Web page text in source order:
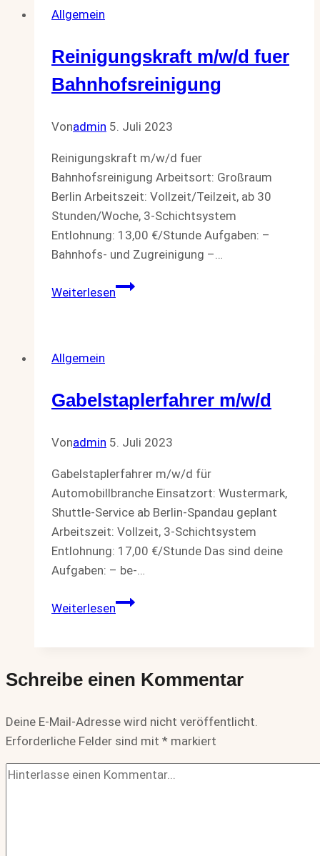
Allgemein
Reinigungskraft m/w/d fuer
Bahnhofsreinigung
Vonadmin 5. Juli 2023
Reinigungskraft m/w/d fuer
Bahnhofsreinigung Arbeitsort: Großraum
Berlin Arbeitszeit: Vollzeit/Teilzeit, ab 30
Stunden/Woche, 3-Schichtsystem
Entlohnung: 13,00 €/Stunde Aufgaben: –
Bahnhofs- und Zugreinigung –…
WeiterlesenReinigungskraft
Allgemein
Gabelstaplerfahrer m/w/d
Vonadmin 5. Juli 2023
Gabelstaplerfahrer m/w/d für
Automobillbranche Einsatzort: Wustermark,
Shuttle-Service ab Berlin-Spandau geplant
Arbeitszeit: Vollzeit, 3-Schichtsystem
Entlohnung: 17,00 €/Stunde Das sind deine
Aufgaben: – be-…
WeiterlesenGabelstaplerfahrer
Schreibe einen Kommentar
Deine E-Mail-Adresse wird nicht veröffentlicht.
Erforderliche Felder sind mit * markiert